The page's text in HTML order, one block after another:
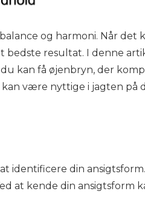
og harmoni. Når det
resultat. I denne
kan få øjenbryn, der
kan være nyttige i jagten på
identificere din
at kende din ansigtsform